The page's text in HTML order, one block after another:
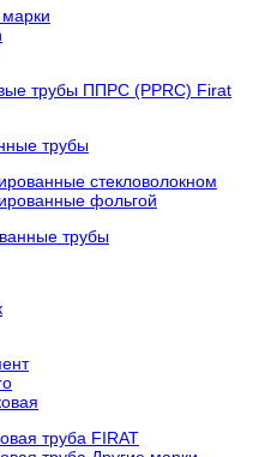
трубы ППРС (PPRC) Firat
трубы
стекловолокном
фольгой
трубы
труба FIRAT